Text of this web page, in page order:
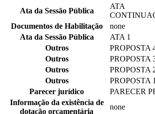
Ata da Sessão Pública
ATA
Documentos de Habilitação
none
Ata da Sessão Pública
ATA 1
Outros
PROPOSTA
Outros
PROPOSTA
Outros
PROPOSTA
Outros
PROPOSTA 1
Parecer jurídico
PARECER
Informação da existência de
dotação orçamentária
none